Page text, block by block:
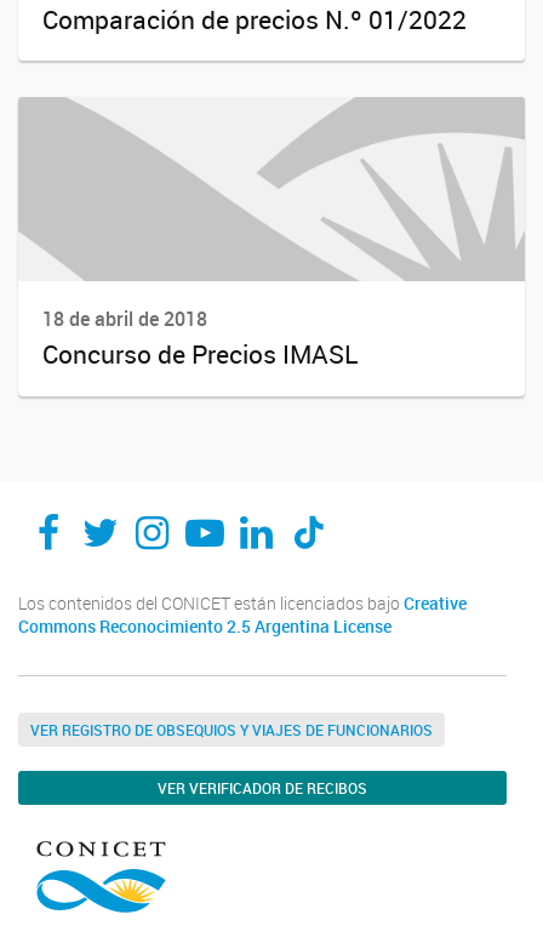
Comparación de precios N.º 01/2022
18 de abril de 2018
Concurso de Precios IMASL
Los contenidos del CONICET están licenciados bajo Creative
Commons Reconocimiento 2.5 Argentina License
VER REGISTRO DE OBSEQUIOS Y VIAJES DE FUNCIONARIOS
VER VERIFICADOR DE RECIBOS